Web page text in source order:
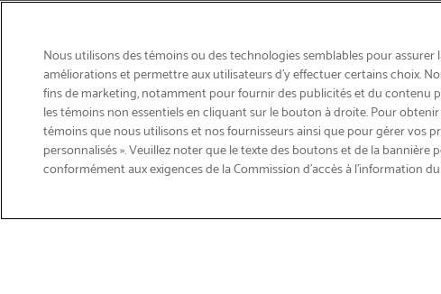
Courriel
Nous utilisons des témoins ou des technologies semblables pour assurer
améliorations et permettre aux utilisateurs d’y effectuer certains choix.
fins de marketing, notamment pour fournir des publicités et du contenu
les témoins non essentiels en cliquant sur le bouton à droite. Pour
témoins que nous utilisons et nos fournisseurs ainsi que pour gérer vos
personnalisés ». Veuillez noter que le texte des boutons et de la
conformément aux exigences de la Commission d’accès à l’information